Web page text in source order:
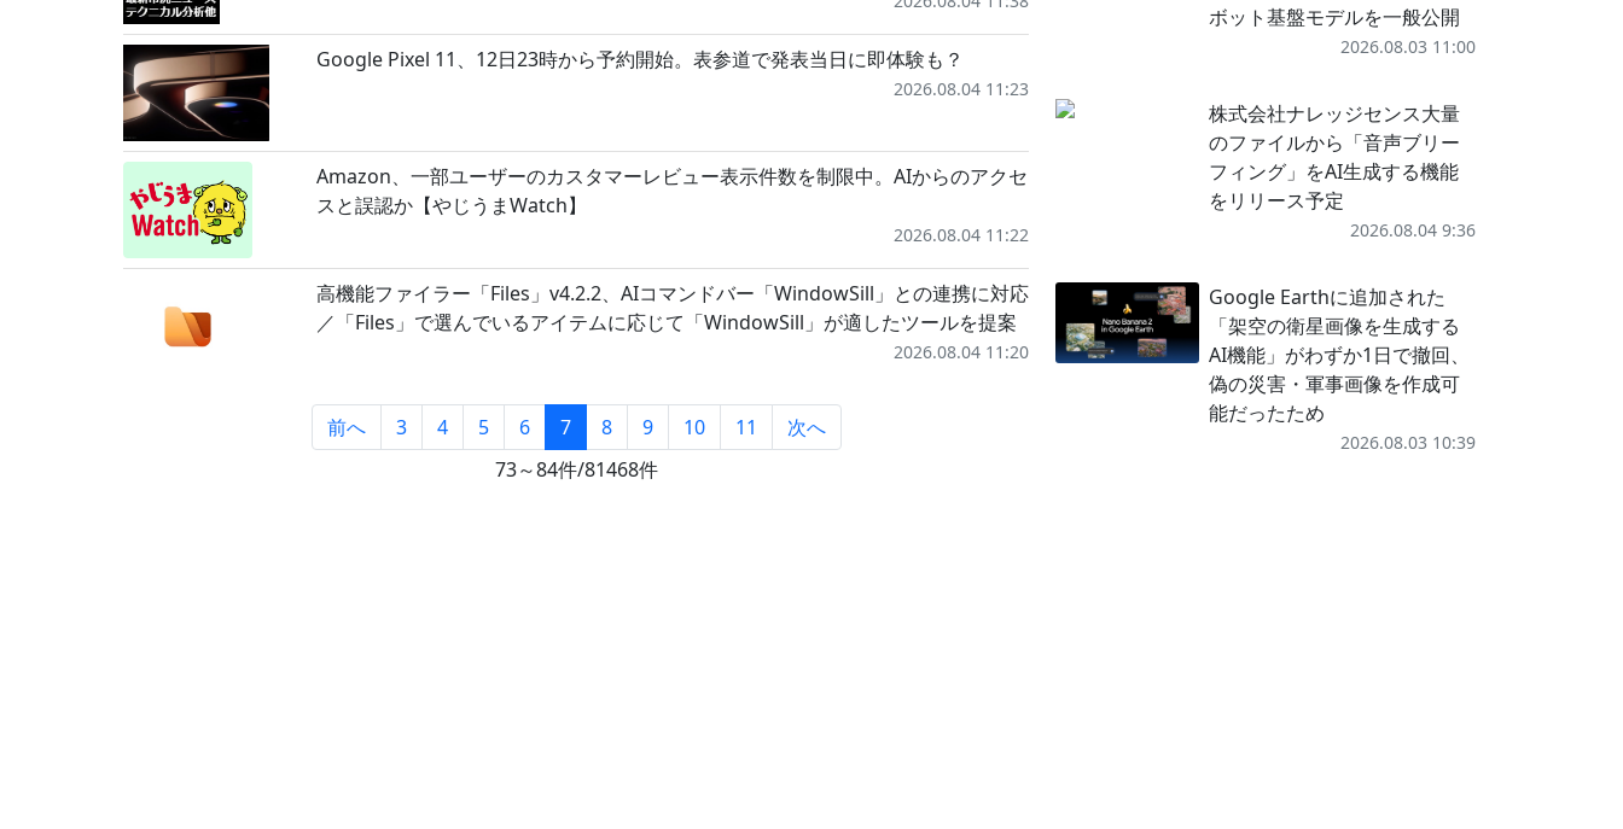
Google Pixel 11、12日23時から予約開始。表参道で発表当日に即体験も？
2026.08.04 11:23
Amazon、一部ユーザーのカスタマーレビュー表示件数を制限中。AIからのアクセ
スと誤認か【やじうまWatch】
2026.08.04 11:22
高機能ファイラー「Files」v4.2.2、AIコマンドバー「WindowSill」との連携に対応
／「Files」で選んでいるアイテムに応じて「WindowSill」が適したツールを提案
2026.08.04 11:20
前へ 3 4 5 6 7 8 9 10 11
次へ
73～84件/81468件
ボット基盤モデルを一般公開
2026.08.03 11:00
株式会社ナレッジセンス大量
のファイルから「音声ブリー
フィング」をAI生成する機能
をリリース予定
2026.08.04 9:36
Google Earthに追加された
「架空の衛星画像を生成する
AI機能」がわずか1日で撤回、
偽の災害・軍事画像を作成可
能だったため
2026.08.03 10:39